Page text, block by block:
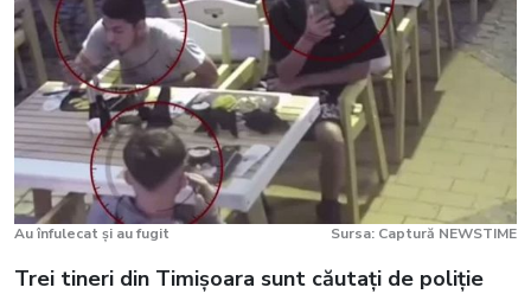
Au înfulecat și au fugit Sursa: Captură NEWSTIME
Trei tineri din Timișoara sunt căutați de poliție